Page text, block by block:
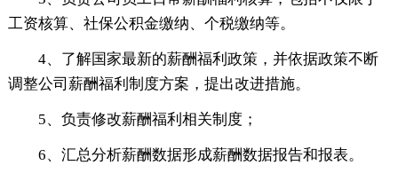
工资核算、社保公积金缴纳、个税缴纳等。
4、了解国家最新的薪酬福利政策，并依据政策不断
调整公司薪酬福利制度方案，提出改进措施。
5、负责修改薪酬福利相关制度；
6、汇总分析薪酬数据形成薪酬数据报告和报表。